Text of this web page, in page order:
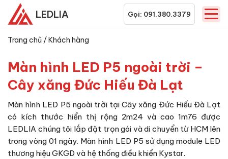
LEDLIA Gọi: 091.380.3379
Trang chủ /Khách hàng
Màn hình LED P5 ngoài trời –
Cây xăng Đức Hiếu Đà Lạt
Màn hình LED P5 ngoài trời tại Cây xăng Đức Hiếu Đà Lạt
có kích thước hiển thị rộng 2m24 và cao 1m76 được
LEDLIA chúng tôi lắp đặt trọn gói và di chuyển từ HCM lên
trong vòng 01 ngày. Màn hình LED P5 sử dụng module LED
thương hiệu GKGD và hệ thống điều khiển Kystar.